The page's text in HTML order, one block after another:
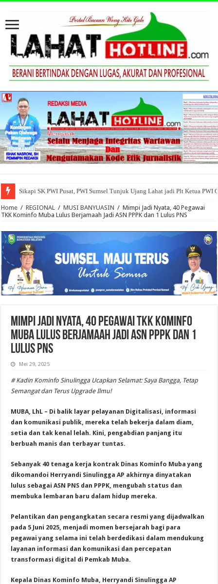
Sikapi SK PWI Pusat, PWI Sumsel Tunjuk Ujang Lahat jadi Plt Ketua PWI
Home / REGIONAL / MUSI BANYUASIN / Mimpi Jadi Nyata, 40 Pegawai
TKK Kominfo Muba Lulus Berjamaah Jadi ASN PPPK dan 1 Lulus PNS
Mimpi Jadi Nyata, 40 Pegawai TKK Kominfo
Muba Lulus Berjamaah Jadi ASN PPPK dan 1
Lulus PNS
Mei 29, 2025
# Kadin Kominfo Sinulingga Ucapkan Selamat: Saya Bangga, Tetap
Semangat dan Terus Upgrade Ilmu!
MUBA, LhL – Di balik layar pelayanan Digitalisasi, informasi
dan komunikasi publik, mereka telah bekerja dalam diam,
setia dan tak kenal lelah. Kini, pengabdian panjang itu
berbuah manis dan terbayar tuntas.
Sebanyak 40 tenaga kerja kontrak Dinas Kominfo Muba yang
dikomandoi Herryandi Sinulingga AP akhirnya dinyatakan
lulus sebagai ASN PNS dan PPPK, mengubah status dan
membuka lembaran baru dalam hidup mereka.
Pelantikan dan pengangkatan secara resmi yang dijadwalkan
pada 5 Juni 2025, menjadi momen bersejarah bagi para
pegawai yang selama ini telah berdedikasi dalam mendukung
layanan informasi dan komunikasi dan percepatan
transformasi digital di Pemkab Muba.
Kepala Dinas Kominfo Muba, Herryandi Sinulingga AP